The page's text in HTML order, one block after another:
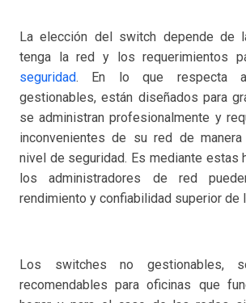
La elección del switch depende de
tenga la red y los requerimientos
seguridad. En lo que respecta
gestionables, están diseñados para
se administran profesionalmente y
inconvenientes de su red de
nivel de seguridad. Es mediante estas
los administradores de red
rendimiento y confiabilidad superior de
Los switches no gestionables,
recomendables para oficinas que